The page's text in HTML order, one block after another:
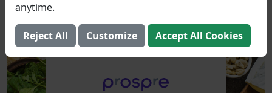
anytime.
Reject All Customize Accept All Cookies